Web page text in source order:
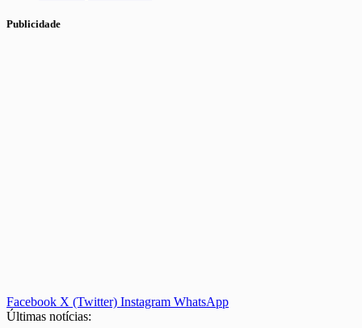
Publicidade
Facebook X (Twitter) Instagram WhatsApp
Últimas notícias: